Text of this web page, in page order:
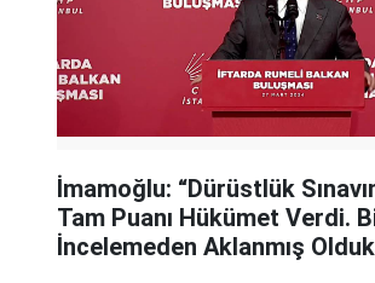
İmamoğlu: “Dürüstlük
Tam Puanı Hükümet Verdi.
İncelemeden Aklanmış